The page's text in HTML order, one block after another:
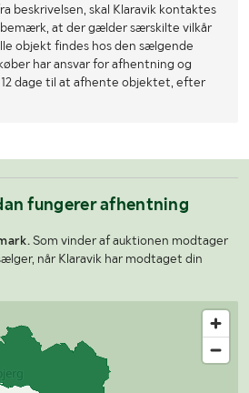
beskrivelsen, skal Klaravik kontaktes
at der gælder særskilte vilkår
objekt findes hos den sælgende
har ansvar for afhentning og
dage til at afhente objektet, efter
fungerer afhentning
Som vinder af auktionen modtager
når Klaravik har modtaget din